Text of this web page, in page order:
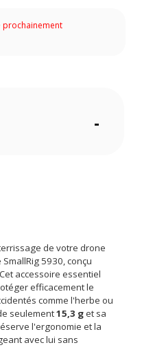
prochainement
-
de votre drone
5930, conçu
accessoire essentiel
efficacement le
comme l'herbe ou
seulement15,3 get sa
l'ergonomie et la
avec lui sans